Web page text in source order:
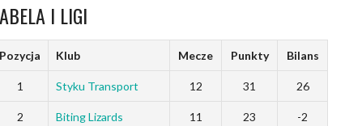
I LIGI
Pozycja Klub Mecze Punkty Bilans
1 Styku Transport 12 31 26
2 Biting Lizards 11 23 -2